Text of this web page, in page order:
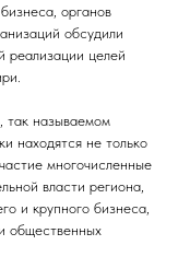
органов
обсудили
реализации целей
так называемом
находятся не только
многочисленные
власти региона,
и крупного бизнеса,
общественных